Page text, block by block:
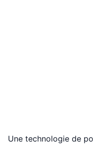
Une technologie de